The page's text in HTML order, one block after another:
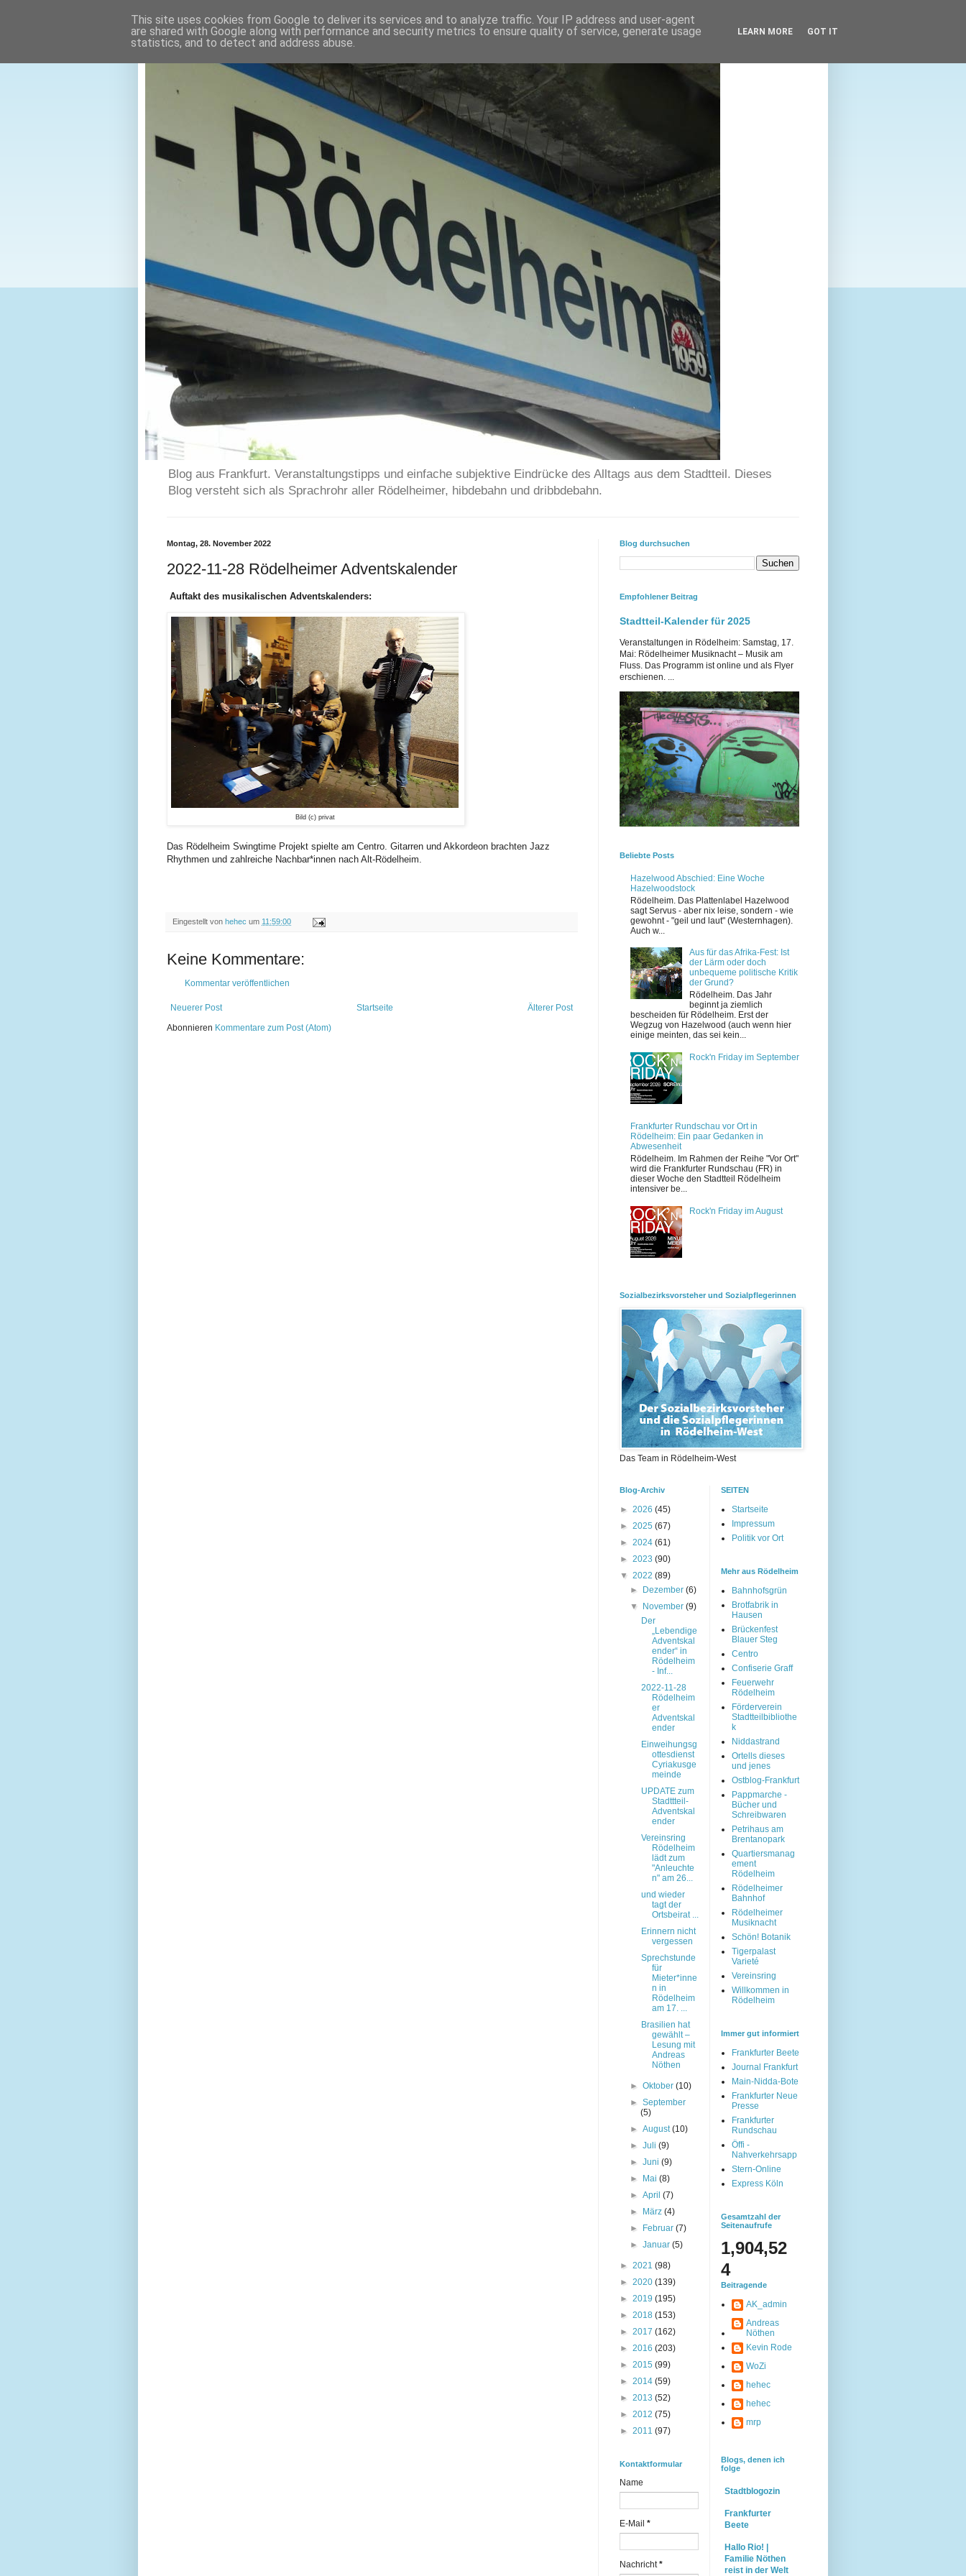
Blog aus Frankfurt. Veranstaltungstipps und einfache subjektive Eindrücke des Alltags aus dem Stadtteil. Dieses
Blog versteht sich als Sprachrohr aller Rödelheimer, hibdebahn und dribbdebahn.
Montag, 28. November 2022
2022-11-28 Rödelheimer Adventskalender
Auftakt des musikalischen Adventskalenders:
Bild (c) privat
Das Rödelheim Swingtime Projekt spielte am Centro. Gitarren und Akkordeon brachten Jazz
Rhythmen und zahlreiche Nachbar*innen nach Alt-Rödelheim.
Eingestellt von hehec um 11:59:00
Keine Kommentare:
Kommentar veröffentlichen
Neuerer Post Älterer Post
Startseite
Abonnieren Kommentare zum Post (Atom)
Blog durchsuchen
Empfohlener Beitrag
Stadtteil-Kalender für 2025
Veranstaltungen in Rödelheim: Samstag, 17.
Mai: Rödelheimer Musiknacht – Musik am
Fluss. Das Programm ist online und als Flyer
erschienen. ...
Beliebte Posts
Hazelwood Abschied: Eine Woche
Hazelwoodstock
Rödelheim. Das Plattenlabel Hazelwood
sagt Servus - aber nix leise, sondern - wie
gewohnt - "geil und laut" (Westernhagen).
Auch w...
Aus für das Afrika-Fest: Ist
der Lärm oder doch
unbequeme politische Kritik
der Grund?
Rödelheim. Das Jahr
beginnt ja ziemlich
bescheiden für Rödelheim. Erst der
Wegzug von Hazelwood (auch wenn hier
einige meinten, das sei kein...
Rock'n Friday im September
Frankfurter Rundschau vor Ort in
Rödelheim: Ein paar Gedanken in
Abwesenheit
Rödelheim. Im Rahmen der Reihe "Vor Ort"
wird die Frankfurter Rundschau (FR) in
dieser Woche den Stadtteil Rödelheim
intensiver be...
Rock'n Friday im August
Sozialbezirksvorsteher und Sozialpflegerinnen
Das Team in Rödelheim-West
Blog-Archiv
► 2026 (45)
► 2025 (67)
► 2024 (61)
► 2023 (90)
▼ 2022 (89)
►
Dezember(6)
▼
November(9)
Der
„Lebendige
Adventskal
ender“ in
Rödelheim
- Inf...
2022-11-28
Rödelheim
er
Adventskal
ender
Einweihungsg
ottesdienst
Cyriakusge
meinde
UPDATE zum
Stadttteil-
Adventskal
ender
Vereinsring
Rödelheim
lädt zum
"Anleuchte
n" am 26...
und wieder
tagt der
Ortsbeirat ...
Erinnern nicht
vergessen
Sprechstunde
für
Mieter*inne
n in
Rödelheim
am 17. ...
Brasilien hat
gewählt –
Lesung mit
Andreas
Nöthen
►Oktober(10)
►September
(5)
►August(10)
►Juli(9)
►Juni(9)
►
Mai(8)
►April(7)
►
März(4)
►
Februar(7)
►Januar(5)
► 2021 (98)
► 2020 (139)
► 2019 (195)
► 2018 (153)
► 2017 (162)
► 2016 (203)
► 2015 (99)
► 2014 (59)
► 2013 (52)
► 2012 (75)
► 2011 (97)
Kontaktformular
Name
E-Mail *
Nachricht*
SEITEN
Startseite
Impressum
Politik vor Ort
Mehr aus Rödelheim
Bahnhofsgrün
Brotfabrik in
Hausen
Brückenfest
Blauer Steg
Centro
Confiserie Graff
Feuerwehr
Rödelheim
Förderverein
Stadtteilbibliothe
k
Niddastrand
Ortells dieses
und jenes
Ostblog-Frankfurt
Pappmarche -
Bücher und
Schreibwaren
Petrihaus am
Brentanopark
Quartiersmanag
ement
Rödelheim
Rödelheimer
Bahnhof
Rödelheimer
Musiknacht
Schön! Botanik
Tigerpalast
Varieté
Vereinsring
Willkommen in
Rödelheim
Immer gut informiert
Frankfurter Beete
Journal Frankfurt
Main-Nidda-Bote
Frankfurter Neue
Presse
Frankfurter
Rundschau
Öffi -
Nahverkehrsapp
Stern-Online
Express Köln
Gesamtzahl der
Seitenaufrufe
1,904,52
4
Beitragende
AK_admin
Andreas
Nöthen
Kevin Rode
WoZi
hehec
hehec
mrp
Blogs, denen ich
folge
Stadtblogozin
Frankfurter
Beete
Hallo Rio! |
Familie Nöthen
reist in der Welt
This site uses cookies from Google to deliver its services and to analyze traffic. Your IP address and user-agent
are shared with Google along with performance and security metrics to ensure quality of service, generate usage
statistics, and to detect and address abuse.
LEARN MORE GOT IT